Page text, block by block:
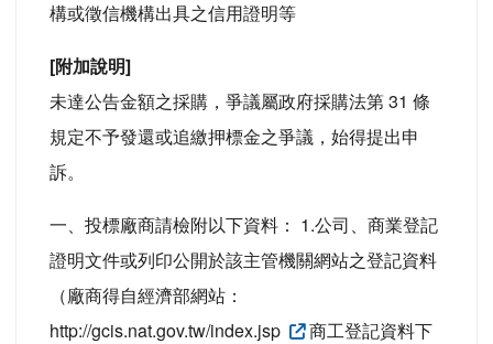
構或徵信機構出具之信用證明等
[附加說明]
未達公告金額之採購，爭議屬政府採購法第 31 條
規定不予發還或追繳押標金之爭議，始得提出申
訴。
一、投標廠商請檢附以下資料： 1.公司、商業登記
證明文件或列印公開於該主管機關網站之登記資料
（廠商得自經濟部網站：
http://gcis.nat.gov.tw/index.jsp
商工登記資料下